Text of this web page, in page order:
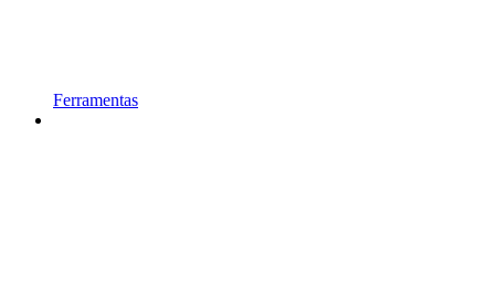
Ferramentas